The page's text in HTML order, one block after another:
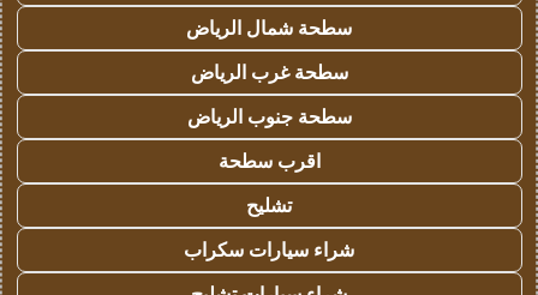
سطحة شمال الرياض
سطحة غرب الرياض
سطحة جنوب الرياض
اقرب سطحة
تشليح
شراء سيارات سكراب